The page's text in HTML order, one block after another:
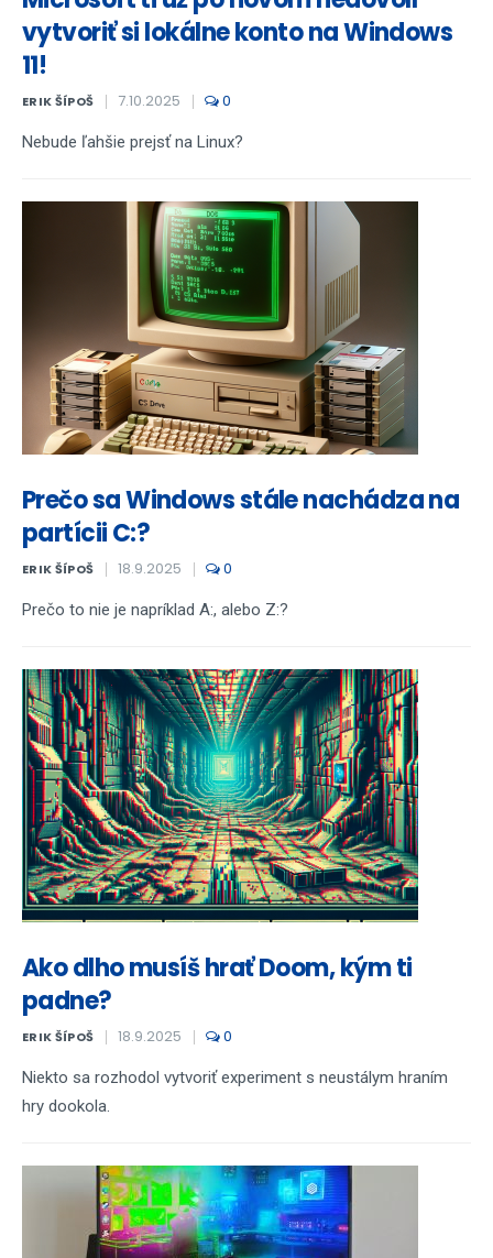
vytvoriť si lokálne konto na Windows
11!
ERIK ŠÍPOŠ 7.10.2025 0
Nebude ľahšie prejsť na Linux?
Prečo sa Windows stále nachádza na
partícii C:?
ERIK ŠÍPOŠ 18.9.2025 0
Prečo to nie je napríklad A:, alebo Z:?
Ako dlho musíš hrať Doom, kým ti
padne?
ERIK ŠÍPOŠ 18.9.2025 0
Niekto sa rozhodol vytvoriť experiment s neustálym hraním
hry dookola.